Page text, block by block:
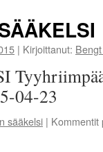
| Kirjoittanut:
04-23
sääkelsi | Kommentit